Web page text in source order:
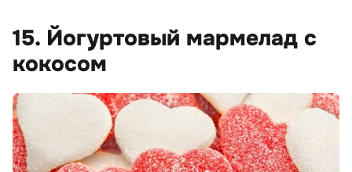
15. Йогуртовый мармелад с
кокосом